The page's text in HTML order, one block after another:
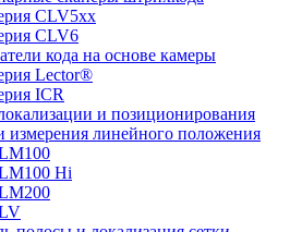
CLV5xx
CLV6
кода на основе камеры
Lector®
ICR
и позиционирования
измерения линейного положения
Hi